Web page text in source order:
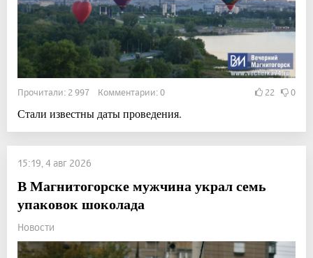
Прочитали: 2 997 Комментарии: 0 22 0
Стали известны даты проведения.
15:19, 4 авг 2026
В Магнитогорске мужчина украл семь
упаковок шоколада
Новости